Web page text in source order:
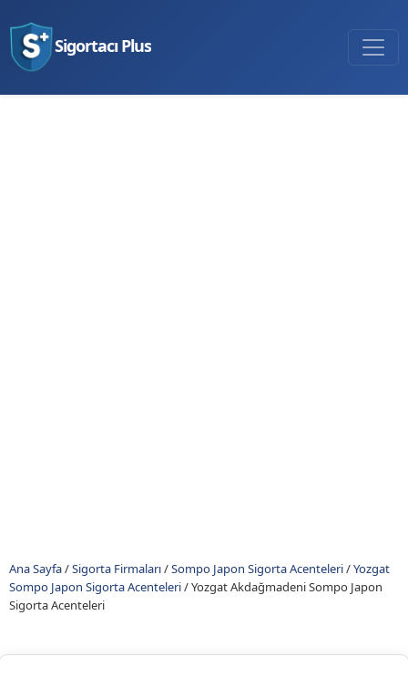
Sigortacı Plus
Ana Sayfa/Sigorta Firmaları/Sompo Japon Sigorta Acenteleri/Yozgat
Sompo Japon Sigorta Acenteleri/Yozgat Akdağmadeni Sompo Japon
Sigorta Acenteleri